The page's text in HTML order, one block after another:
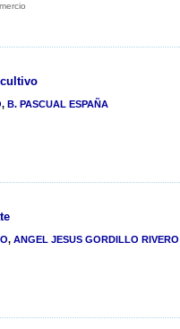
, B. PASCUAL ESPAÑA
, ANGEL JESUS GORDILLO RIVERO